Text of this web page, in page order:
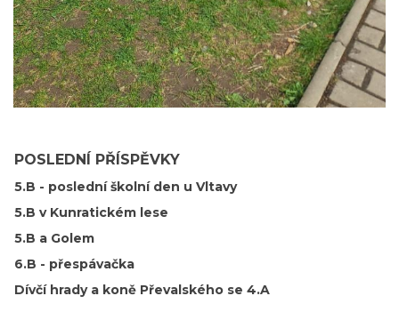
POSLEDNÍ PŘÍSPĚVKY
5.B - poslední školní den u Vltavy
5.B v Kunratickém lese
5.B a Golem
6.B - přespávačka
Dívčí hrady a koně Převalského se 4.A